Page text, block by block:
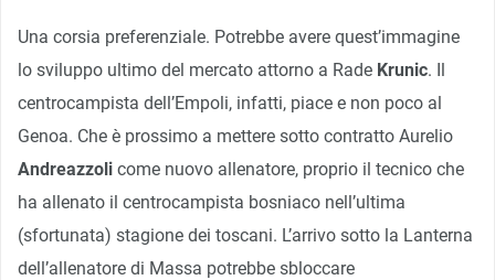
Una corsia preferenziale. Potrebbe avere quest’immagine
lo sviluppo ultimo del mercato attorno a Rade Krunic. Il
centrocampista dell’Empoli, infatti, piace e non poco al
Genoa. Che è prossimo a mettere sotto contratto Aurelio
Andreazzoli come nuovo allenatore, proprio il tecnico che
ha allenato il centrocampista bosniaco nell’ultima
(sfortunata) stagione dei toscani. L’arrivo sotto la Lanterna
dell’allenatore di Massa potrebbe sbloccare